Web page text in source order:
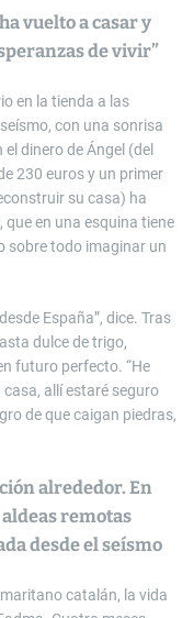
vuelto a casar y
de vivir”
en la tienda a las
con una sonrisa
dinero de Ángel (del
230 euros y un primer
su casa) ha
en una esquina tiene
sobre todo imaginar un
España”, dice. Tras
dulce de trigo,
futuro perfecto. “He
allí estaré seguro
de que caigan piedras,
alrededor. En
remotas
desde el seísmo
catalán, la vida